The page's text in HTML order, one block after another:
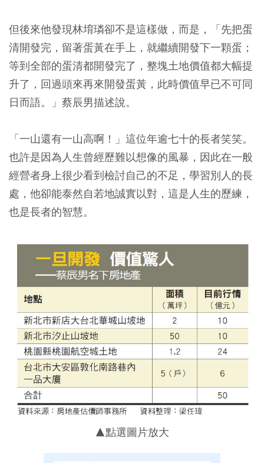
但後來他發現林堉璘卻不是這樣做，而是，「先把蛋
清開發完，留著蛋黃在手上，就繼續開發下一顆蛋；
等到全部的蛋清都開發完了，整塊土地價值都大幅提
升了，回過頭來再來開發蛋黃，此時價值早已不可同
日而語。」蔡辰男描述說。
「一山還有一山高啊！」這位年逾七十的長者笑笑。
也許是因為人生曾經歷難以想像的風暴，因此在一般
經營者身上很少看到檢討自己的不足，學習別人的長
處，他卻能泰然自若地誠實以對，這是人生的歷練，
也是長者的智慧。
▲點選圖片放大